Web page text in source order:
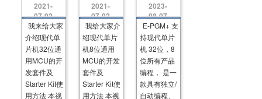
位
单
片
机
入
门
套
件
指
南
2021-
07-02
我来给大家
介绍现代单
片机32位通
用MCU的开
发套件及
Starter Kit使
用方法 本视
单
片
机
入
门
套
件
指
南
2021-
07-02
我给大家介
绍现代单片
机8位通用
MCU的开发
套件及
Starter Kit使
用方法 本视
编
程
器
E-
P
G
M
+
入
门
指
2023-
08-07
E-PGM+ 支
持现代单片
机 32位，8
位所有产品
编程， 是一
款具有独立/
自动编程、